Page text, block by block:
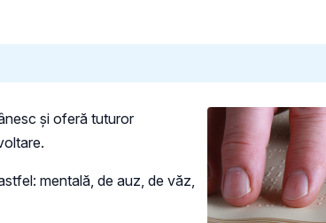
și oferă tuturor
mentală, de auz, de văz,